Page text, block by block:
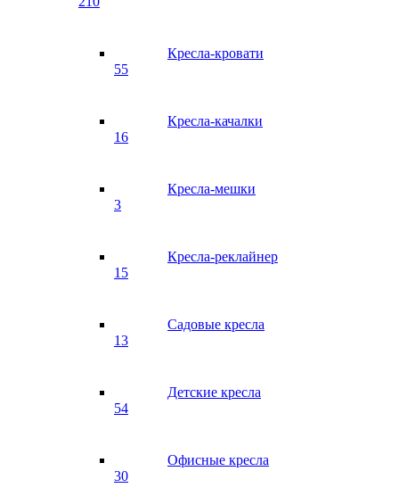
Кресла-кровати
55
Кресла-качалки
16
Кресла-мешки
3
Кресла-реклайнер
15
Садовые кресла
13
Детские кресла
54
Офисные кресла
30